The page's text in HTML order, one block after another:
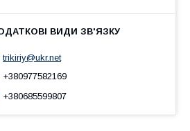
trikiriy@ukr.net
+380977582169
+380685599807